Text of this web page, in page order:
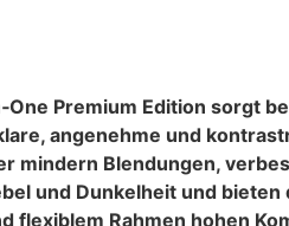
Premium Edition sorgt
angenehme und
mindern Blendungen,
und Dunkelheit und bieten
flexiblem Rahmen hohen